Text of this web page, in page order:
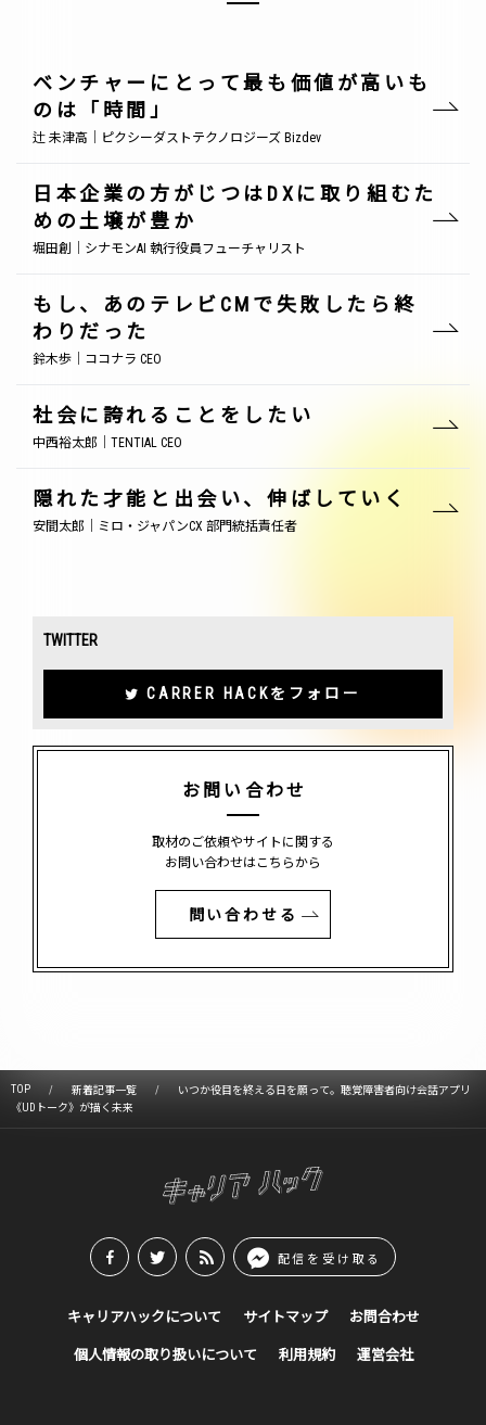
ベンチャーにとって最も価値が高いも
のは「時間」
辻 未津高｜ピクシーダストテクノロジーズ Bizdev
日本企業の方がじつはDXに取り組むた
めの土壌が豊か
堀田創｜シナモンAI 執行役員フューチャリスト
もし、あのテレビCMで失敗したら終
わりだった
鈴木歩｜ココナラ CEO
社会に誇れることをしたい
中西裕太郎｜TENTIAL CEO
隠れた才能と出会い、伸ばしていく
安間太郎｜ミロ・ジャパンCX 部門統括責任者
TWITTER
CARRER HACKをフォロー
お問い合わせ
取材のご依頼やサイトに関する
お問い合わせはこちらから
問い合わせる
TOP 新着記事一覧
いつか役目を終える日を願って。聴覚障害者向け会話アプリ
《UDトーク》が描く未来
配信を受け取る
キャリアハックについて サイトマップ お問合わせ
個人情報の取り扱いについて 利用規約 運営会社